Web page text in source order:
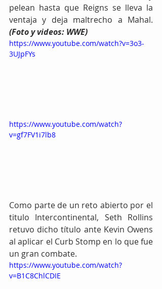
pelean hasta que Reigns se lleva la
(Foto y videos: WWE)
https://www.youtube.com/watch?v=3o3-
3UJpFYs
https://www.youtube.com/watch?
v=gf7FV1i7lb8
Como parte de un reto abierto por el
titulo Intercontinental, Seth Rollins
retuvo dicho título ante Kevin Owens
al aplicar el Curb Stomp en lo que fue
un gran combate.
https://www.youtube.com/watch?
v=B1C8ChlCDIE